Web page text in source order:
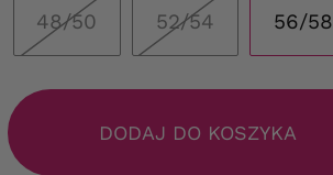
48/50 52/54 56/58
DODAJ DO KOSZYKA